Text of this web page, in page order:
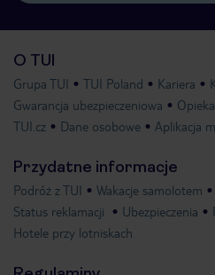
O TUI
Grupa TUI TUI Poland Kariera
Gwarancja ubezpieczeniowa
TUI.cz
Dane osobowe Aplikacja
Przydatne informacje
Podróż z TUI Wakacje samolotem
Status reklamacji
Ubezpieczenia
Hotele przy lotniskach